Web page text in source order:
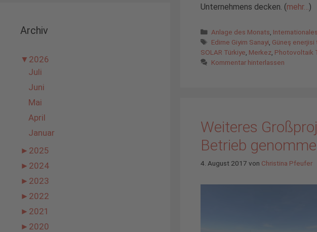
Unternehmens decken. (mehr… )
Kategorien
Anlage des Monats Internationales
Schlagwörter
Edirne Giyim Sanayi Güneş enerjisi
SOLAR Türkiye Merkez Photovoltaik
Kommentar hinterlassen
Weiteres
Betrieb
4. August 2017 von Christina Pfeufer
Archiv
▼ 2026
Juli
Juni
Mai
April
Januar
► 2025
► 2024
► 2023
► 2022
► 2021
► 2020